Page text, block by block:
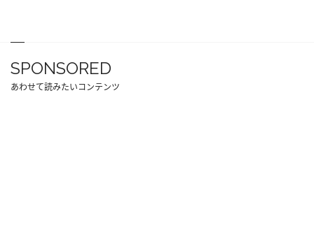
SPONSORED
あわせて読みたいコンテンツ